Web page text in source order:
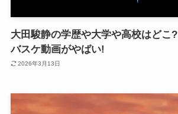
大田駿静の学歴や大学や高校はどこ
バスケ動画がやばい!
2026年3月13日